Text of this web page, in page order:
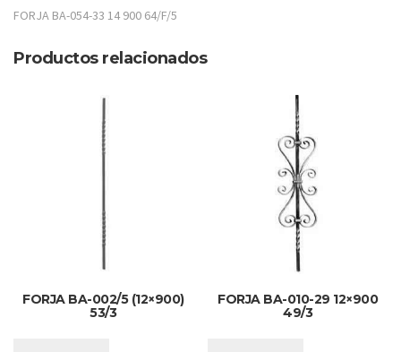
FORJA BA-054-33 14 900 64/F/5
Productos relacionados
FORJA BA-002/5 (12×900)
53/3
FORJA BA-010-29 12×900
49/3